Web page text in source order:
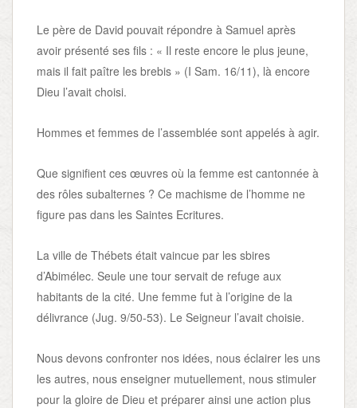
Le père de David pouvait répondre à Samuel après
avoir présenté ses fils : « Il reste encore le plus jeune,
mais il fait paître les brebis » (I Sam. 16/11), là encore
Dieu l’avait choisi.
Hommes et femmes de l’assemblée sont appelés à agir.
Que signifient ces œuvres où la femme est cantonnée à
des rôles subalternes ? Ce machisme de l’homme ne
figure pas dans les Saintes Ecritures.
La ville de Thébets était vaincue par les sbires
d’Abimélec. Seule une tour servait de refuge aux
habitants de la cité. Une femme fut à l’origine de la
délivrance (Jug. 9/50-53). Le Seigneur l’avait choisie.
Nous devons confronter nos idées, nous éclairer les uns
les autres, nous enseigner mutuellement, nous stimuler
pour la gloire de Dieu et préparer ainsi une action plus